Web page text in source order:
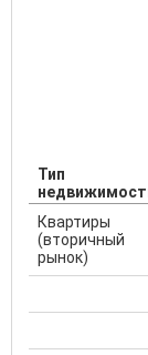
Тип
Квартиры
(вторичный
рынок)